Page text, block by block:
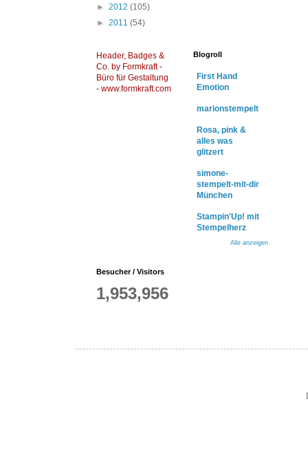
► 2012 (105)
► 2011 (54)
Header, Badges &
Co. by Formkraft -
Büro für Gestaltung
- www.formkraft.com
Blogroll
First Hand
Emotion
marionstempelt
Rosa, pink &
alles was
glitzert
simone-
stempelt-mit-dir
München
Stampin'Up! mit
Stempelherz
Alle anzeigen
Besucher / Visitors
1,953,956